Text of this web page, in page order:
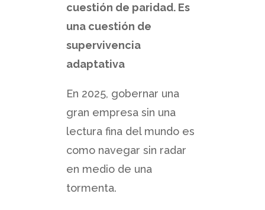
cuestión de paridad. Es
una cuestión de
supervivencia
adaptativa
En 2025, gobernar una
gran empresa sin una
lectura fina del mundo es
como navegar sin radar
en medio de una
tormenta.